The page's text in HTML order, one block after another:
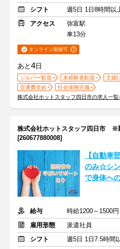
シフト
週5日 1日8時間以
アクセス
弥富駅
車13分
オンライン面接可
あと4日
シルバー歓迎 未経験者歓迎
主婦(
交通費支給
社会保険完備
株式会社ホットスタッフ四日市の求人一覧
株式会社ホットスタッフ四日市 ※
[260677880008]
【自動車
のみ☆シ
で身体へ
給与
時給1200～1500
雇用形態
派遣社員
シフト
週5日 1日7.5時間